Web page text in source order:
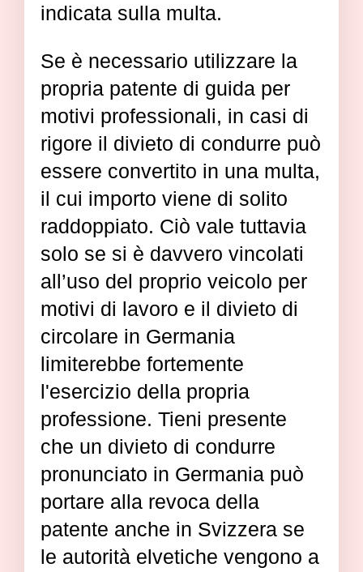
indicata sulla multa.
Se è necessario utilizzare la
propria patente di guida per
motivi professionali, in casi di
rigore il divieto di condurre può
essere convertito in una multa,
il cui importo viene di solito
raddoppiato. Ciò vale tuttavia
solo se si è davvero vincolati
all’uso del proprio veicolo per
motivi di lavoro e il divieto di
circolare in Germania
limiterebbe fortemente
l'esercizio della propria
professione. Tieni presente
che un divieto di condurre
pronunciato in Germania può
portare alla revoca della
patente anche in Svizzera se
le autorità elvetiche vengono a